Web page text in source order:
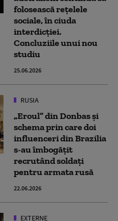
folosească reţelele
sociale, în ciuda
interdicţiei.
Concluziile unui nou
studiu
25.06.2026
RUSIA
„Eroul” din Donbas și
schema prin care doi
influenceri din Brazilia
s-au îmbogățit
recrutând soldați
pentru armata rusă
22.06.2026
EXTERNE